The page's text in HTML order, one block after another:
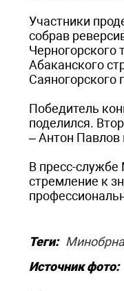
Участники
собрав
Черногорского
Абаканского
Саяногорского
Победитель
поделился.
– Антон Павлов
В пресс-
стремление к
Теги:
Источник фото: